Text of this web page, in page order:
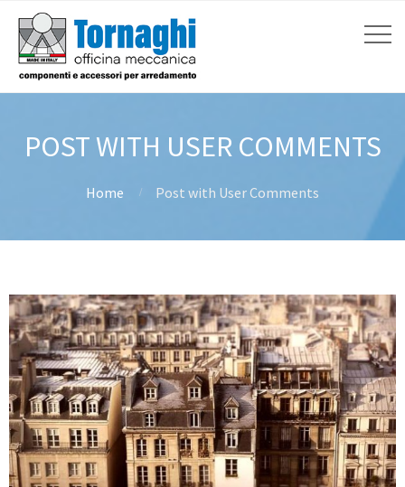
POST WITH USER COMMENTS
Home Post with User Comments